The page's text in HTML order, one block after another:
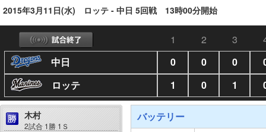
2015年3月11日(水) ロッテ - 中日 5回戦 13時00分開始
1 2 3
中日
0 0 0
ロッテ
1 0 1
木村
2試合 1勝 1Ｓ
バッテリー